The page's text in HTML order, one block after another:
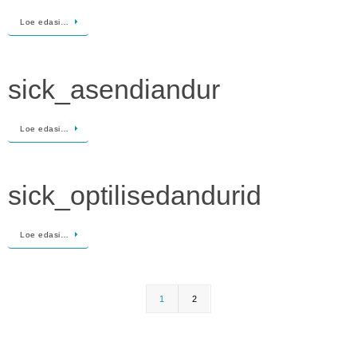
Loe edasi…
sick_asendiandur
Loe edasi…
sick_optilisedandurid
Loe edasi…
1 2